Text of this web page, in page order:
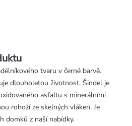
tvaru v černé barvě.
dlouholetou životnost. Šindel je
asfaltu s minerálními
rohoží ze skelných vláken. Je
domků z naší nabídky.